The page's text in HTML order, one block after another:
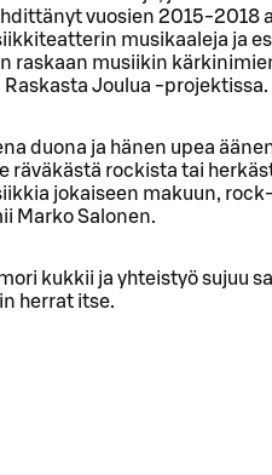
vuosien 2015-2018
musikaaleja ja
raskaan musiikin
Joulua -projektissa.
duona ja hänen upea
räväkästä rockista tai
jokaiseen makuun,
Marko Salonen.
kukkii ja yhteistyö sujuu
herrat itse.